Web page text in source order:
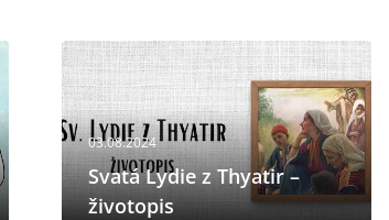
03.08.2024
Svatá Lydie z Thyatir –
životopis